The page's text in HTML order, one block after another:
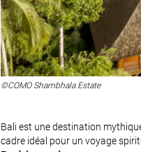
©COMO Shambhala Estate
Bali est une destination
cadre idéal pour un voyage